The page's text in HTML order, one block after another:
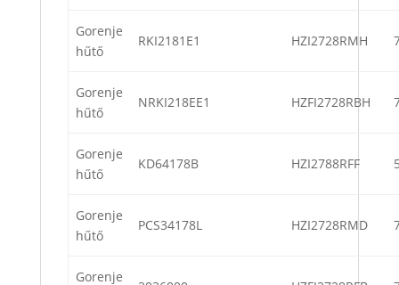
Gorenje
hűtő
RKI2181E1 HZI2728RMH
Gorenje
hűtő
NRKI218EE1 HZFI2728RBH
Gorenje
hűtő
KD64178B HZI2788RFF
Gorenje
hűtő
PCS34178L HZI2728RMD
Gorenje